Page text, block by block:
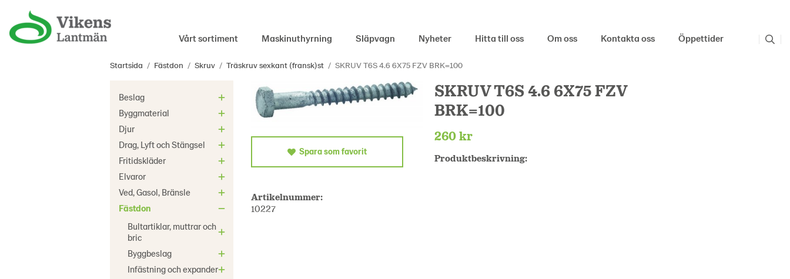
Vårt sortiment Maskinuthyrning Släpvagn Nyheter Hitta till oss Om oss Kontakta oss Öppettider
Startsida / Fästdon / Skruv / Träskruv sexkant (fransk)st / SKRUV T6S 4.6 6X75 FZV BRK=100
Beslag
Byggmaterial
Djur
Drag, Lyft och Stängsel
Fritidskläder
Elvaror
Ved, Gasol, Bränsle
Fästdon
Bultartiklar, muttrar och
bric
Byggbeslag
Infästning och expander
SKRUV T6S 4.6 6X75 FZV
BRK=100
260 kr
Produktbeskrivning:
Spara som favorit
Artikelnummer:
10227